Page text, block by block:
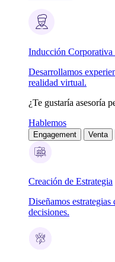
Inducción Corporativa
Desarrollamos
realidad virtual.
¿Te gustaría asesoría
Hablemos
Engagement Venta
Creación de Estrategia
Diseñamos
decisiones.